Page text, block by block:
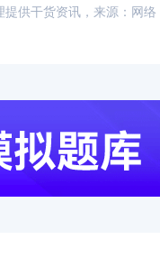
供干货资讯，来源：网